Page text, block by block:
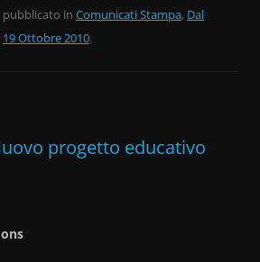
in Comunicati Stampa, Dal
19 Ottobre 2010.
progetto educativo